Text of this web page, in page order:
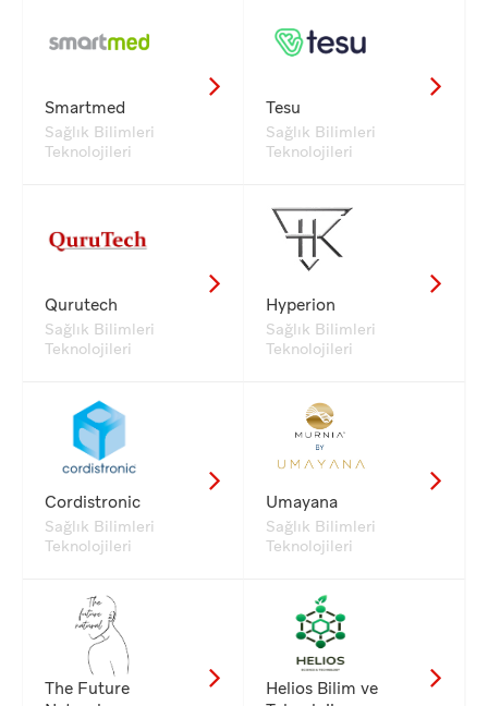
Smartmed
Sağlık Bilimleri
Teknolojileri
Tesu
Sağlık Bilimleri
Teknolojileri
Qurutech
Sağlık Bilimleri
Teknolojileri
Hyperion
Sağlık Bilimleri
Teknolojileri
Cordistronic
Sağlık Bilimleri
Teknolojileri
Umayana
Sağlık Bilimleri
Teknolojileri
The Future
Helios Bilim ve